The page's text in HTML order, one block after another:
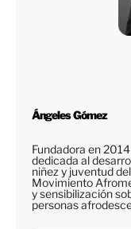
Ángeles Gómez
Fundadora en
dedicada al
niñez y juventud
Movimiento
y sensibilización
personas